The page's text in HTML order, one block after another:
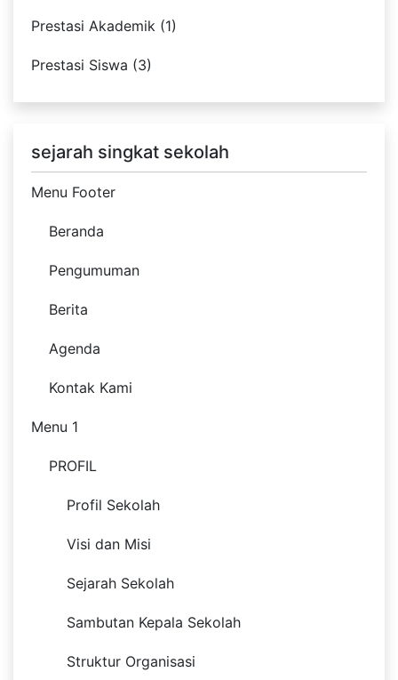
Prestasi Akademik (1)
Prestasi Siswa (3)
sejarah singkat sekolah
Menu Footer
Beranda
Pengumuman
Berita
Agenda
Kontak Kami
Menu 1
PROFIL
Profil Sekolah
Visi dan Misi
Sejarah Sekolah
Sambutan Kepala Sekolah
Struktur Organisasi